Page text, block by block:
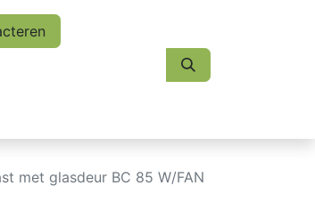
met glasdeur BC 85 W/FAN